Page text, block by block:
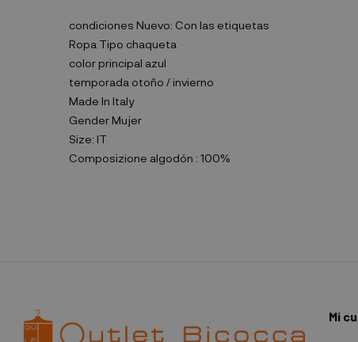
condiciones Nuevo: Con las etiquetas
Ropa Tipo chaqueta
color principal azul
temporada otoño / invierno
Made In Italy
Gender Mujer
Size: IT
Composizione algodón : 100%
Mi